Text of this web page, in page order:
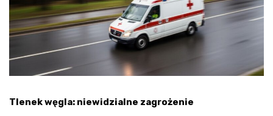
Tlenek węgla: niewidzialne zagrożenie